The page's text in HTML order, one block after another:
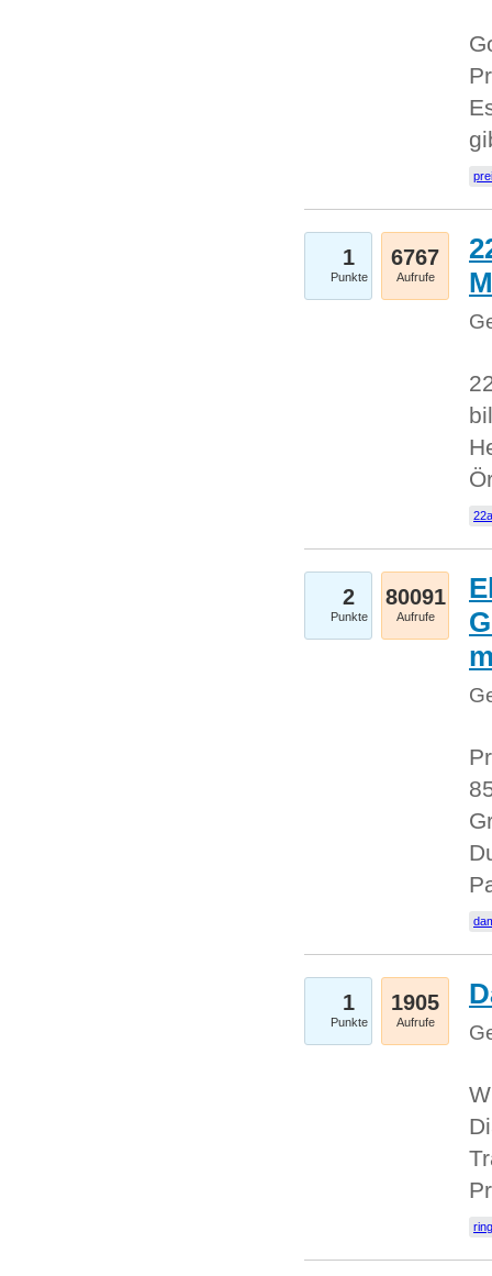
1
Punkte
6767
Aufrufe
2
Punkte
80091
Aufrufe
1
Punkte
1905
Aufrufe
ring